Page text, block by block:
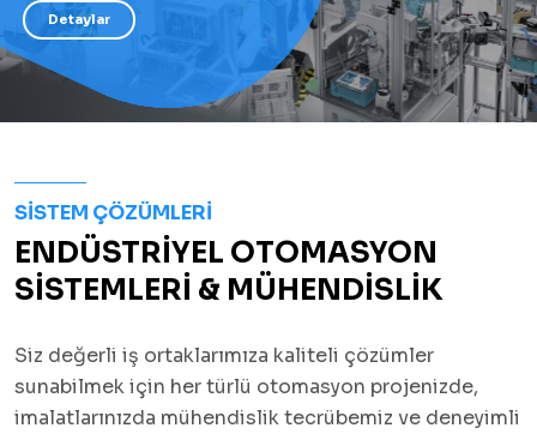
Detaylar
SISTEM ÇÖZÜMLERI
ENDÜSTRİYEL OTOMASYON
SİSTEMLERİ & MÜHENDİSLİK
Siz değerli iş ortaklarımıza kaliteli çözümler
sunabilmek için her türlü otomasyon projenizde,
imalatlarınızda mühendislik tecrübemiz ve deneyimli